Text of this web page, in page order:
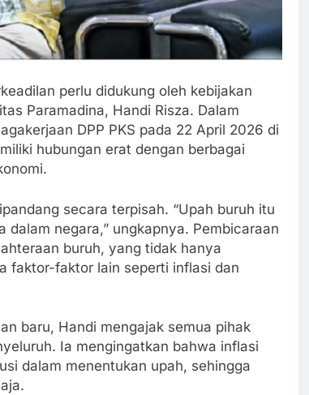
perlu didukung oleh kebijakan
Paramadina, Handi Risza. Dalam
DPP PKS pada 22 April 2026 di
hubungan erat dengan berbagai
secara terpisah. “Upah buruh itu
negara,” ungkapnya. Pembicaraan
buruh, yang tidak hanya
faktor-faktor lain seperti inflasi dan
baru, Handi mengajak semua pihak
Ia mengingatkan bahwa inflasi
dalam menentukan upah, sehingga